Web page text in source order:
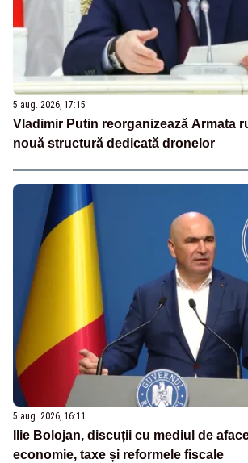
5 aug. 2026, 17:15
Vladimir Putin reorganizează Armata
nouă structură dedicată dronelor
5 aug. 2026, 16:11
Ilie Bolojan, discuții cu mediul de
economie, taxe și reformele fiscale